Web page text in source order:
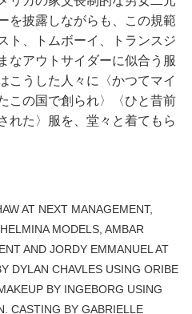
を披露しながらも、この規範
ト、トムボーイ、トランスジ
なアウトサイダーに似合う服
こうした人々に〈かつてマイ
この国で創られ〉〈ひと昔前
れた〉服を、堂々と着てもら
AT NEXT MANAGEMENT,
MODELS, AMBAR
AND JORDY EMMANUEL AT
DYLAN CHAVLES USING ORIBE
BY INGEBORG USING
CASTING BY GABRIELLE